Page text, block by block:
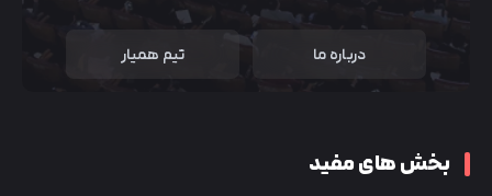
درباره ما تیم همیار
بخش های مفید